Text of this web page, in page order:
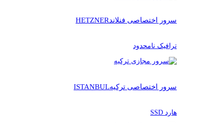
سرور اختصاصی فنلاندHETZNER
ترافیک نامحدود
سرور اختصاصی ترکیهISTANBUL
هارد SSD